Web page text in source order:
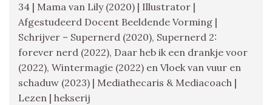
34 | Mama van Lily (2020) | Illustrator |
Afgestudeerd Docent Beeldende Vorming |
Schrijver – Supernerd (2020), Supernerd 2:
forever nerd (2022), Daar heb ik een drankje voor
(2022), Wintermagie (2022) en Vloek van vuur en
schaduw (2023) | Mediathecaris & Mediacoach |
Lezen | hekserij